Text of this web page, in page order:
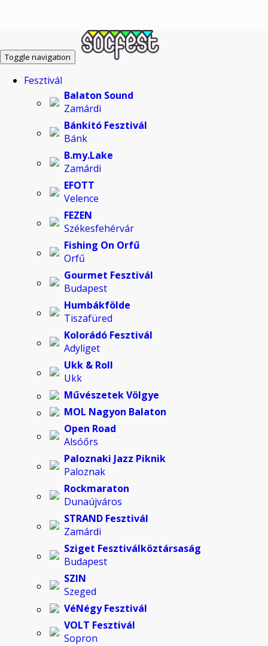
Toggle navigation
Fesztivál
Balaton Sound
Zamárdi
Bánkitó Fesztivál
Bánk
B.my.Lake
Zamárdi
EFOTT
Velence
FEZEN
Székesfehérvár
Fishing On Orfű
Orfű
Gourmet Fesztivál
Budapest
Humbákfölde
Tiszafüred
Kolorádó Fesztivál
Adyliget
Ukk & Roll
Ukk
Művészetek Völgye
MOL Nagyon Balaton
Open Road
Alsóőrs
Paloznaki Jazz Piknik
Paloznak
Rockmaraton
Dunaújváros
STRAND Fesztivál
Zamárdi
Sziget Fesztiválköztársaság
Budapest
SZIN
Szeged
VéNégy Fesztivál
VOLT Fesztivál
Sopron